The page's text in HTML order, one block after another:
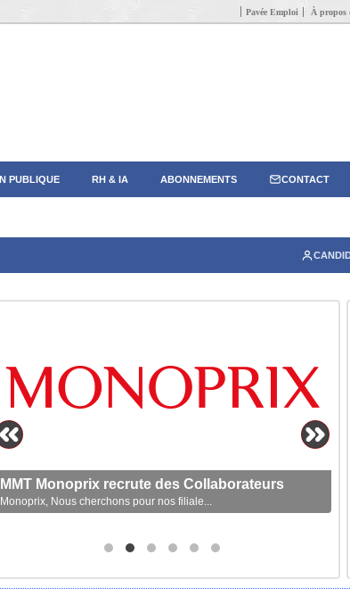
Pavée Emploi À propos
PUBLIQUE RH & IA ABONNEMENTS CONTACT
MMT Monoprix recrute des Collaborateurs
Monoprix, Nous cherchons pour nos filiale...